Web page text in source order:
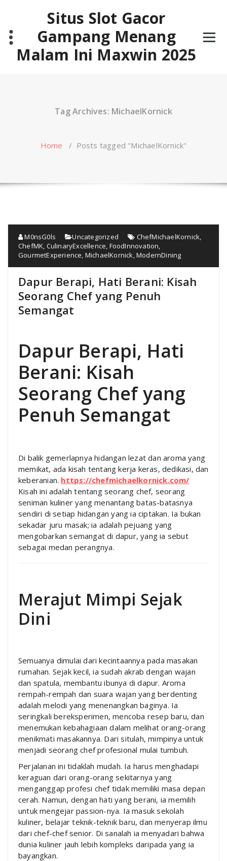
Situs Slot Gacor
Gampang Menang
Malam Ini Maxwin 2025
Tag Archives: MichaelKornick
Home / Posts tagged "MichaelKornick"
M0nsG0ls Uncategorized ChefMichaelKornick
ChefMK CulinaryExcellence FoodInnovation
GourmetExperience MichaelKornick ,ModernDining
Dapur Berapi, Hati Berani: Kisah
Seorang Chef yang Penuh
Semangat
Dapur Berapi, Hati
Berani: Kisah
Seorang Chef yang
Penuh Semangat
Di balik gemerlapnya hidangan lezat dan aroma yang
memikat, ada kisah tentang kerja keras, dedikasi, dan
keberanian. https://chefmichaelkornick.com/
Kisah ini adalah tentang seorang chef, seorang
seniman kuliner yang menantang batas-batasnya
sendiri di setiap hidangan yang ia ciptakan. Ia bukan
sekadar juru masak; ia adalah pejuang yang
mengobarkan semangat di dapur, yang ia sebut
sebagai medan perangnya.
Merajut Mimpi Sejak
Dini
Semuanya dimulai dari kecintaannya pada masakan
rumahan. Sejak kecil, ia sudah akrab dengan wajan
dan spatula, membantu ibunya di dapur. Aroma
rempah-rempah dan suara wajan yang berdenting
adalah melodi yang menenangkan baginya. Ia
seringkali bereksperimen, mencoba resep baru, dan
menemukan kebahagiaan dalam melihat orang-orang
menikmati masakannya. Dari situlah, mimpinya untuk
menjadi seorang chef profesional mulai tumbuh.
Perjalanan ini tidaklah mudah. Ia harus menghadapi
keraguan dari orang-orang sekitarnya yang
menganggap profesi chef tidak memiliki masa depan
cerah. Namun, dengan hati yang berani, ia memilih
untuk mengejar passion-nya. Ia masuk sekolah
kuliner, belajar teknik-teknik baru, dan menyerap ilmu
dari chef-chef senior. Di sanalah ia menyadari bahwa
dunia kuliner jauh lebih kompleks daripada yang ia
bayangkan.